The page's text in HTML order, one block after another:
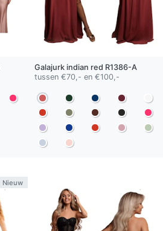
Galajurk indian red R1386-A
tussen €70,- en €100,-
Nieuw